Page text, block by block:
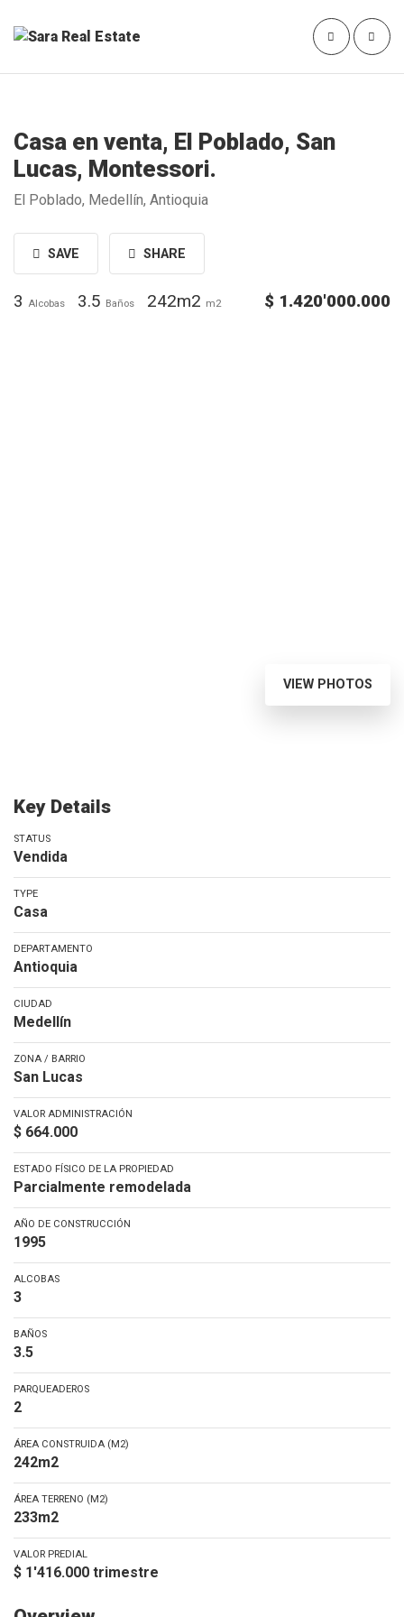
Casa en venta, El Poblado, San
Lucas, Montessori.
El Poblado, Medellín, Antioquia
SAVE SHARE
3 Alcobas 3.5 Baños 242m2 m2 $ 1.420'000.000
VIEW PHOTOS
Key Details
STATUS
Vendida
TYPE
Casa
DEPARTAMENTO
Antioquia
CIUDAD
Medellín
ZONA / BARRIO
San Lucas
VALOR ADMINISTRACIÓN
$ 664.000
ESTADO FÍSICO DE LA PROPIEDAD
Parcialmente remodelada
AÑO DE CONSTRUCCIÓN
1995
ALCOBAS
3
BAÑOS
3.5
PARQUEADEROS
2
ÁREA CONSTRUIDA (M2)
242m2
ÁREA TERRENO (M2)
233m2
VALOR PREDIAL
$ 1'416.000 trimestre